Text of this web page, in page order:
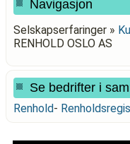
Navigasjon
Selskapserfaringer »
RENHOLD OSLO AS
Se bedrifter i
Renhold-